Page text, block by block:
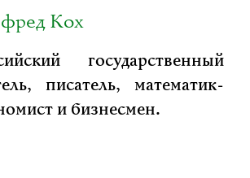
Кох
государственный
писатель, математик-
и бизнесмен.